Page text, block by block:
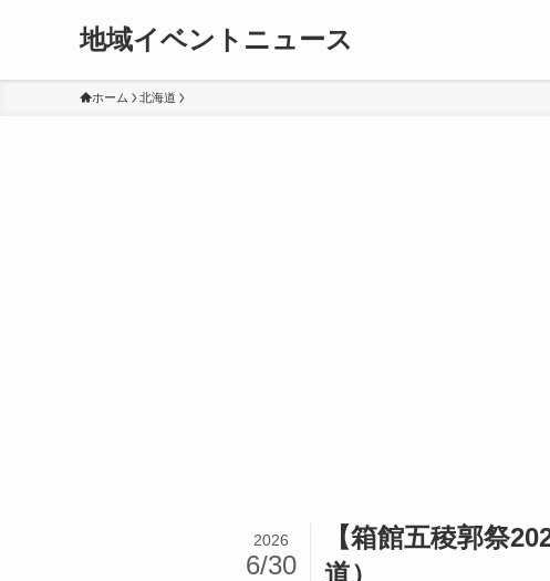
地域イベントニュース
ホーム 北海道
【箱館五稜郭祭
道）
2026
6/30